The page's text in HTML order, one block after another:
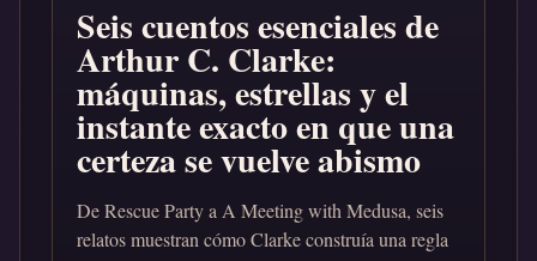
Seis cuentos esenciales de
Arthur C. Clarke:
máquinas, estrellas y el
instante exacto en que una
certeza se vuelve abismo
De Rescue Party a A Meeting with Medusa, seis
relatos muestran cómo Clarke construía una regla